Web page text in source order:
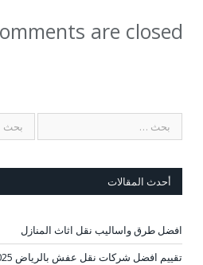
are closed.
أحدث المقالات
افضل طرق واساليب نقل اثاث المنازل
تقييم افضل شركات نقل عفش بالرياض 2025